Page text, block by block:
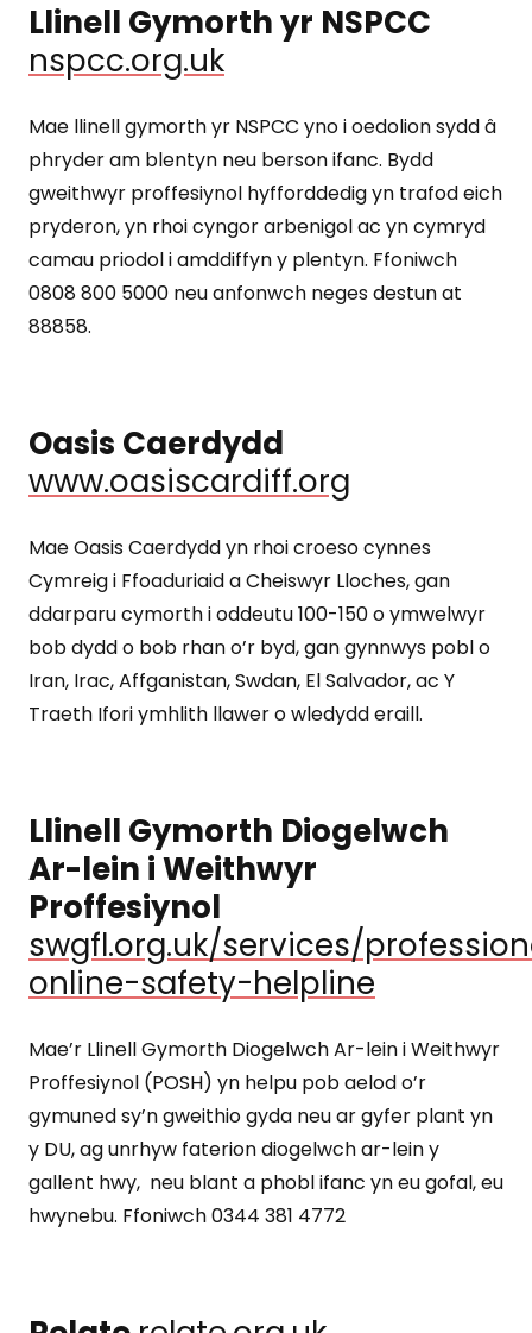
Llinell Gymorth yr NSPCC
nspcc.org.uk
Mae llinell gymorth yr NSPCC yno i oedolion sydd â
phryder am blentyn neu berson ifanc. Bydd
gweithwyr proffesiynol hyfforddedig yn trafod eich
pryderon, yn rhoi cyngor arbenigol ac yn cymryd
camau priodol i amddiffyn y plentyn. Ffoniwch
0808 800 5000 neu anfonwch neges destun at
88858.
Oasis Caerdydd
www.oasiscardiff.org
Mae Oasis Caerdydd yn rhoi croeso cynnes
Cymreig i Ffoaduriaid a Cheiswyr Lloches, gan
ddarparu cymorth i oddeutu 100-150 o ymwelwyr
bob dydd o bob rhan o’r byd, gan gynnwys pobl o
Iran, Irac, Affganistan, Swdan, El Salvador, ac Y
Traeth Ifori ymhlith llawer o wledydd eraill.
Llinell Gymorth Diogelwch
Ar-lein i Weithwyr
Proffesiynol
swgfl.org.uk/services/
online-safety-helpline
Mae’r Llinell Gymorth Diogelwch Ar-lein i Weithwyr
Proffesiynol (POSH) yn helpu pob aelod o’r
gymuned sy’n gweithio gyda neu ar gyfer plant yn
y DU, ag unrhyw faterion diogelwch ar-lein y
gallent hwy, neu blant a phobl ifanc yn eu gofal, eu
hwynebu. Ffoniwch 0344 381 4772